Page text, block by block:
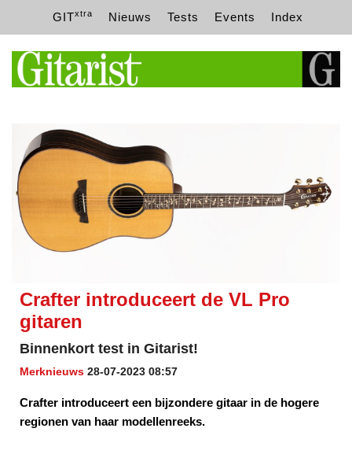
GITxtra Nieuws Tests Events Index
Crafter introduceert de VL Pro
gitaren
Binnenkort test in Gitarist!
Merknieuws 28-07-2023 08:57
Crafter introduceert een bijzondere gitaar in de hogere
regionen van haar modellenreeks.